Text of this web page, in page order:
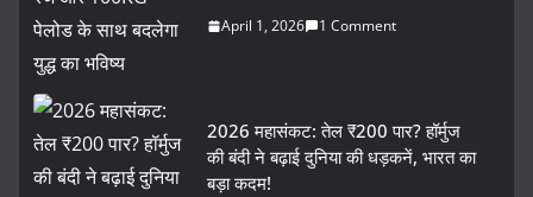
April 1, 2026 1 Comment
2026 महासंकट: तेल ₹200 पार? हॉर्मुज
की बंदी ने बढ़ाई दुनिया की धड़कनें, भारत का
बड़ा कदम!